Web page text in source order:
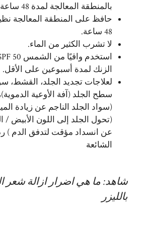
بالمنطقة المعالجة لمدة 48 ساعة.
حافظ على المنطقة المعالجة
48 ساعة.
لا تشرب الكثير من الماء.
الزنك لمدة أسبوعين على الأقل.
لعلاجات تجديد الجلد، القشط،
سطح الجلد (آفة الأوعية
(سواد الجلد الناجم عن زيادة
(تحول الجلد إلى اللون الأبيض /
عن انسداد مؤقت لتدفق الدم )
الشائعة
شاهد: ما هي اضرار ازالة شعر
بالليزر